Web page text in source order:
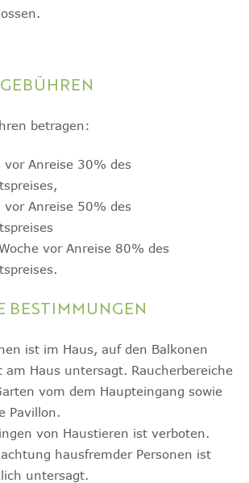
betragen:
vor Anreise 30% des
vor Anreise 50% des
vor Anreise 80% des
BESTIMMUNGEN
ist im Haus, auf den Balkonen
am Haus untersagt. Raucherbereiche
vom dem Haupteingang sowie
Pavillon.
von Haustieren ist verboten.
hausfremder Personen ist
untersagt.